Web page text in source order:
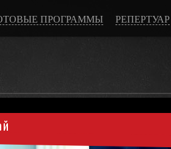
ПРОГРАММЫ РЕПЕРТУАР